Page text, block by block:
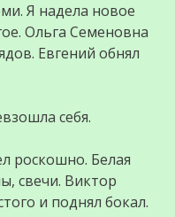
Я надела новое
Ольга Семеновна
Евгений обнял
себя.
роскошно. Белая
свечи. Виктор
и поднял бокал.